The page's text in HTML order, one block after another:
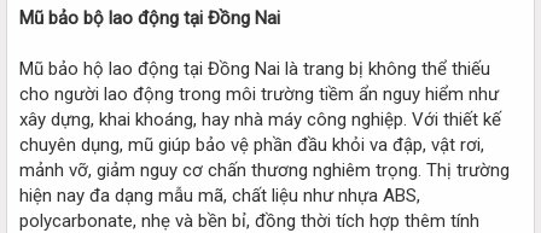
Mũ bảo bộ lao động tại Đồng Nai
Mũ bảo hộ lao động tại Đồng Nai là trang bị không thể thiếu
cho người lao động trong môi trường tiềm ẩn nguy hiểm như
xây dựng, khai khoáng, hay nhà máy công nghiệp. Với thiết kế
chuyên dụng, mũ giúp bảo vệ phần đầu khỏi va đập, vật rơi,
mảnh vỡ, giảm nguy cơ chấn thương nghiêm trọng. Thị trường
hiện nay đa dạng mẫu mã, chất liệu như nhựa ABS,
polycarbonate, nhẹ và bền bỉ, đồng thời tích hợp thêm tính